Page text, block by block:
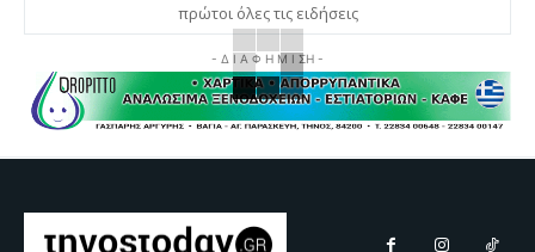
πρώτοι όλες τις ειδήσεις
- Δ Ι Α Φ Η Μ Ι ΣΗ -